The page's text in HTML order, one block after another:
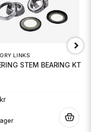
LINKS
STEM BEARING KT